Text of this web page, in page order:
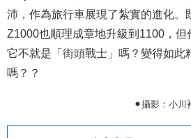
沛，作為旅行車展現了紮實的進化。
Z1000也順理成章地升級到1100，但
它不就是「街頭戰士」嗎？變得如
嗎？？
⚫︎攝影：小川